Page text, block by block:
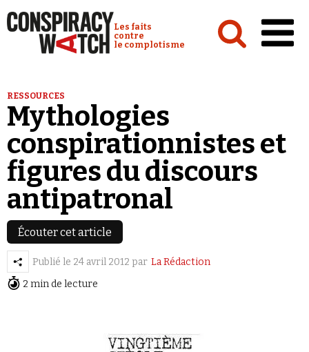
Conspiracy Watch :
Les faits
contre
le complotisme
Analyses
Conspipédia
Vidéos
Émissions
Revues de presse
RESSOURCES
Mythologies
conspirationnistes et
figures du discours
antipatronal
Écouter cet article
Publié le 24 avril 2012 par La Rédaction
2 min de lecture